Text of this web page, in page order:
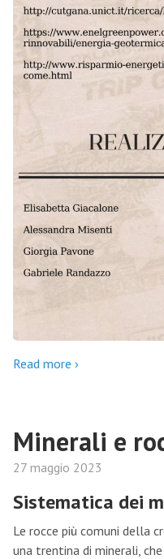
Read more ›
Minerali e
27 maggio 2023
Sistematica dei
Le rocce più comuni della
una trentina di minerali,